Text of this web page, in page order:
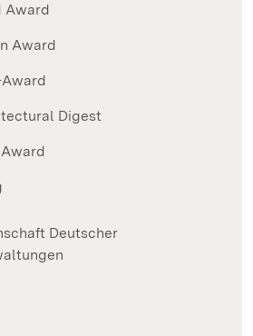
Award
Award
Digest
Deutscher